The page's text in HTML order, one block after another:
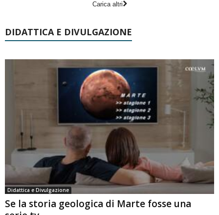
Carica altri
DIDATTICA E DIVULGAZIONE
Didattica e Divulgazione
Se la storia geologica di Marte fosse una